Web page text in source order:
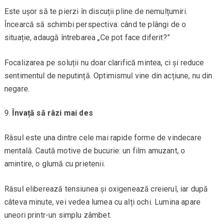
Este ușor să te pierzi în discuții pline de nemulțumiri.
Încearcă să schimbi perspectiva: când te plângi de o
situație, adaugă întrebarea „Ce pot face diferit?”
Focalizarea pe soluții nu doar clarifică mintea, ci și reduce
sentimentul de neputință. Optimismul vine din acțiune, nu din
negare.
Învață să râzi mai des
Râsul este una dintre cele mai rapide forme de vindecare
mentală. Caută motive de bucurie: un film amuzant, o
amintire, o glumă cu prietenii.
Râsul eliberează tensiunea și oxigenează creierul, iar după
câteva minute, vei vedea lumea cu alți ochi. Lumina apare
uneori printr-un simplu zâmbet.